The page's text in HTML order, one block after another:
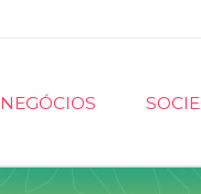
NEGÓCIOS